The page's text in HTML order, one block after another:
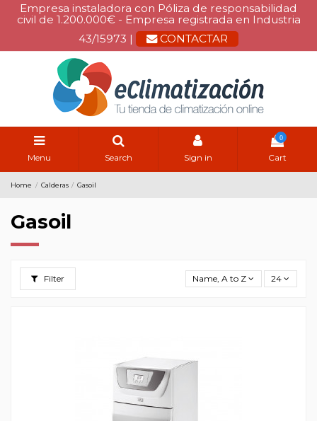
Empresa instaladora con Póliza de responsabilidad
civil de 1.200.000€ - Empresa registrada en Industria
43/15973 |
CONTACTAR
Menu Search Sign in
0
Cart
Home Calderas Gasoil
Gasoil
Filter Name, A to Z 24